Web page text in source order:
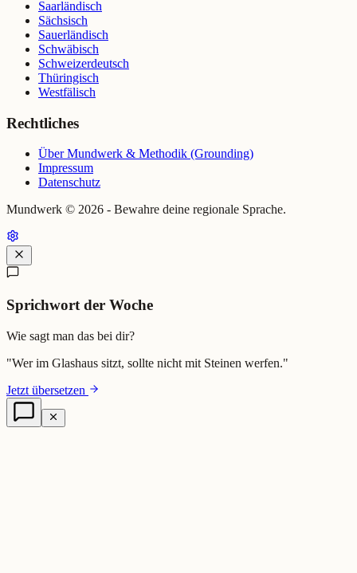
Saarländisch
Sächsisch
Sauerländisch
Schwäbisch
Schweizerdeutsch
Thüringisch
Westfälisch
Rechtliches
Über Mundwerk & Methodik (Grounding)
Impressum
Datenschutz
Mundwerk © 2026 - Bewahre deine regionale Sprache.
Sprichwort der Woche
Wie sagt man das bei dir?
"Wer im Glashaus sitzt, sollte nicht mit Steinen werfen."
Jetzt übersetzen